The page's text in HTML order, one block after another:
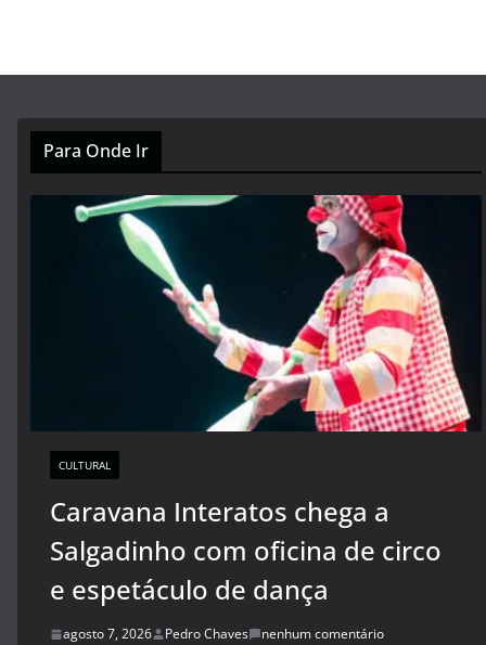
Para Onde Ir
CULTURAL
Caravana Interatos chega a
Salgadinho com oficina de circo
e espetáculo de dança
agosto 7, 2026 Pedro Chaves nenhum comentário